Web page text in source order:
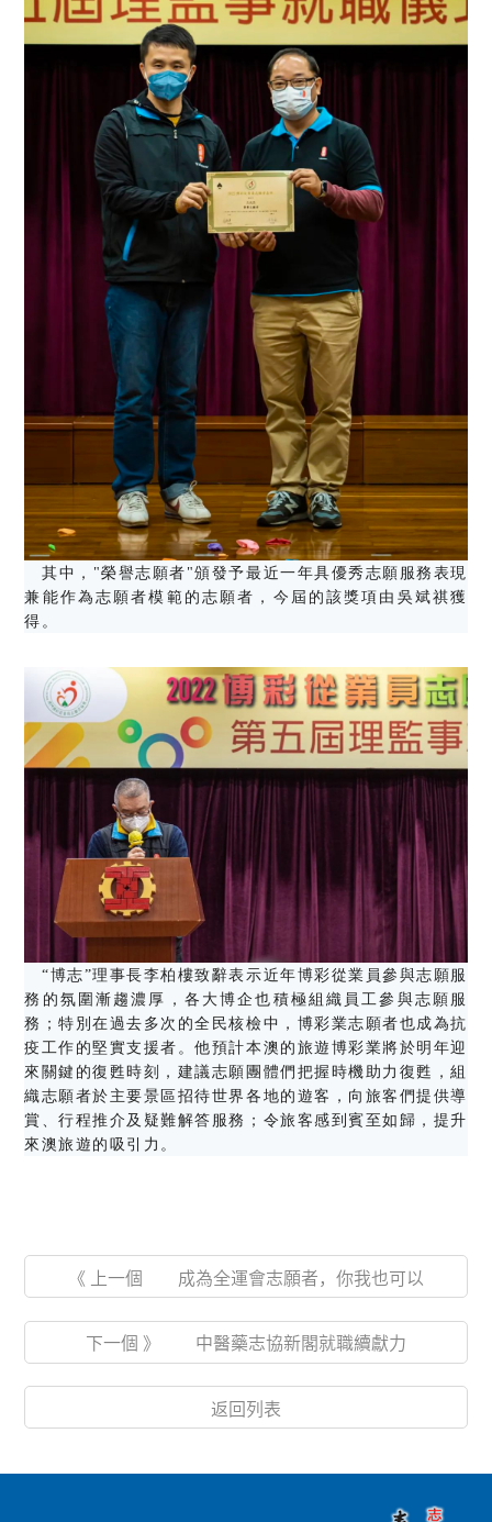
其中，"榮譽志願者"頒發予最近一年具優秀志願服務表現
兼能作為志願者模範的志願者，今屆的該獎項由吳斌祺獲
得。
“博志”理事長李柏樓致辭表示近年博彩從業員參與志願服
務的氛圍漸趨濃厚，各大博企也積極組織員工參與志願服
務；特別在過去多次的全民核檢中，博彩業志願者也成為抗
疫工作的堅實支援者。他預計本澳的旅遊博彩業將於明年迎
來關鍵的復甦時刻，建議志願團體們把握時機助力復甦，組
織志願者於主要景區招待世界各地的遊客，向旅客們提供導
賞、行程推介及疑難解答服務；令旅客感到賓至如歸，提升
來澳旅遊的吸引力。
《 上一個 成為全運會志願者，你我也可以
下一個 》 中醫藥志協新閣就職續獻力
返回列表